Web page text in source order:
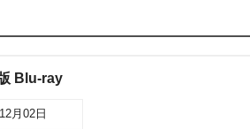
Blu-ray
月02日